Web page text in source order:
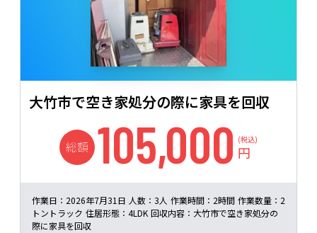
大竹市で空き家処分の際に家具を回収
総額 105,000 (税込)
円
作業日： 2026年7月31日 人数： 3人 作業時間： 2時間 作業数量： 2
トントラック 住居形態： 4LDK 回収内容： 大竹市で空き家処分の
際に家具を回収